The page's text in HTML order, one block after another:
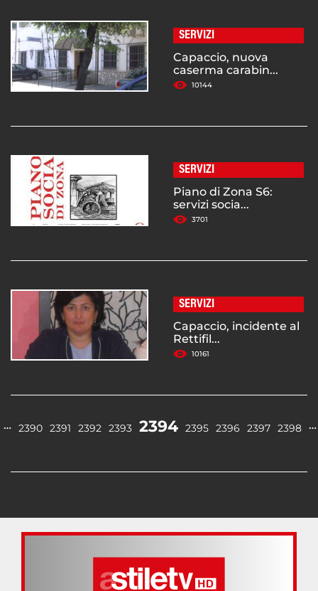
SERVIZI
Capaccio, nuova
caserma carabin...
10144
SERVIZI
Piano di Zona S6:
servizi socia...
3701
SERVIZI
Capaccio, incidente al
Rettifil...
10161
… 2390 2391 2392 2393 2394 2395 2396 2397 2398 …